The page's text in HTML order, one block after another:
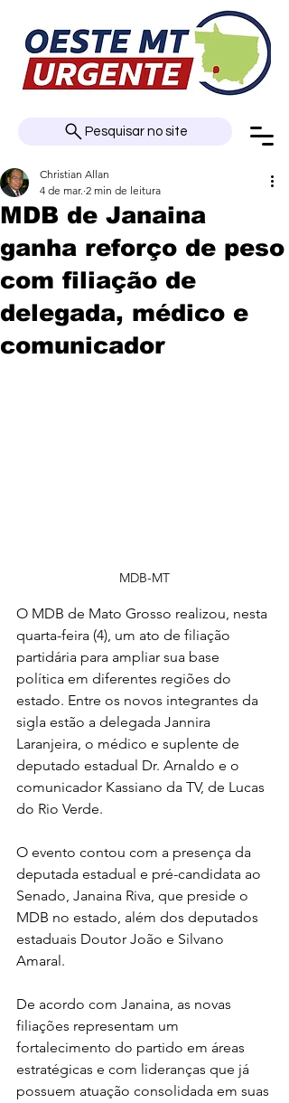
Pesquisar no site
MDB de Janaina
ganha reforço de peso
com filiação de
delegada, médico e
comunicador
Christian Allan
4 de mar. 2 min de leitura
MDB-MT
O MDB de Mato Grosso realizou, nesta
quarta-feira (4), um ato de filiação
partidária para ampliar sua base
política em diferentes regiões do
estado. Entre os novos integrantes da
sigla estão a delegada Jannira
Laranjeira, o médico e suplente de
deputado estadual Dr. Arnaldo e o
comunicador Kassiano da TV, de Lucas
do Rio Verde.
O evento contou com a presença da
deputada estadual e pré-candidata ao
Senado, Janaina Riva, que preside o
MDB no estado, além dos deputados
estaduais Doutor João e Silvano
Amaral.
De acordo com Janaina, as novas
filiações representam um
fortalecimento do partido em áreas
estratégicas e com lideranças que já
possuem atuação consolidada em suas